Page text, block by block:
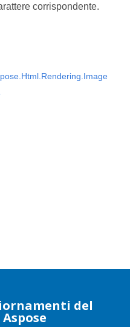
corrispondente.
del